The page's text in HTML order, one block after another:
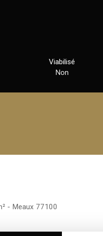
Viabilisé
Non
- Meaux 77100